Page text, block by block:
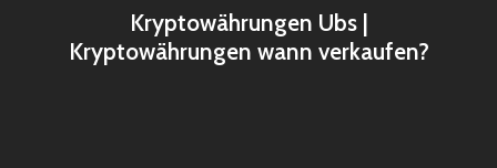
Kryptowährungen Ubs |
Kryptowährungen wann verkaufen?